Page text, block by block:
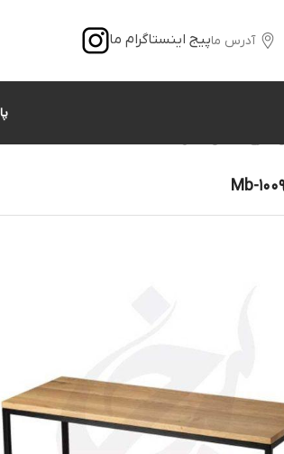
آدرس ماپیج اینستاگرام ما